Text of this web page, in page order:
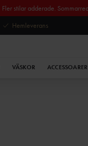
Fler stilar adderade.
Hemleverans
VÄSKOR ACCESSOARER